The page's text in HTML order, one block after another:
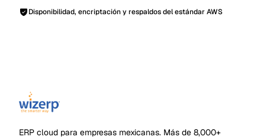
Disponibilidad, encriptación y respaldos del estándar AWS
ERP cloud para empresas mexicanas. Más de 8,000+